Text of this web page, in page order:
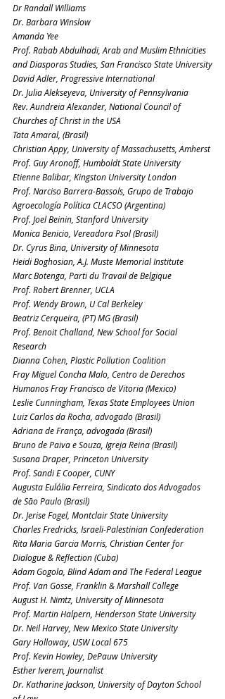
Dr Randall Williams
Dr. Barbara Winslow
Amanda Yee
Prof. Rabab Abdulhadi, Arab and Muslim Ethnicities
and Diasporas Studies, San Francisco State University
David Adler, Progressive International
Dr. Julia Alekseyeva, University of Pennsylvania
Rev. Aundreia Alexander, National Council of
Churches of Christ in the USA
Tata Amaral, (Brasil)
Christian Appy, University of Massachusetts, Amherst
Prof. Guy Aronoff, Humboldt State University
Etienne Balibar, Kingston University London
Prof. Narciso Barrera-Bassols, Grupo de Trabajo
Agroecología Política CLACSO (Argentina)
Prof. Joel Beinin, Stanford University
Monica Benicio, Vereadora Psol (Brasil)
Dr. Cyrus Bina, University of Minnesota
Heidi Boghosian, A.J. Muste Memorial Institute
Marc Botenga, Parti du Travail de Belgique
Prof. Robert Brenner, UCLA
Prof. Wendy Brown, U Cal Berkeley
Beatriz Cerqueira, (PT) MG (Brasil)
Prof. Benoit Challand, New School for Social
Research
Dianna Cohen, Plastic Pollution Coalition
Fray Miguel Concha Malo, Centro de Derechos
Humanos Fray Francisco de Vitoria (Mexico)
Leslie Cunningham, Texas State Employees Union
Luiz Carlos da Rocha, advogado (Brasil)
Adriana de França, advogada (Brasil)
Bruno de Paiva e Souza, Igreja Reina (Brasil)
Susana Draper, Princeton University
Prof. Sandi E Cooper, CUNY
Augusta Eulália Ferreira, Sindicato dos Advogados
de São Paulo (Brasil)
Dr. Jerise Fogel, Montclair State University
Charles Fredricks, Israeli-Palestinian Confederation
Rita Maria Garcia Morris, Christian Center for
Dialogue & Reflection (Cuba)
Adam Gogola, Blind Adam and The Federal League
Prof. Van Gosse, Franklin & Marshall College
August H. Nimtz, University of Minnesota
Prof. Martin Halpern, Henderson State University
Dr. Neil Harvey, New Mexico State University
Gary Holloway, USW Local 675
Prof. Kevin Howley, DePauw University
Esther Iverem, Journalist
Dr. Katharine Jackson, University of Dayton School